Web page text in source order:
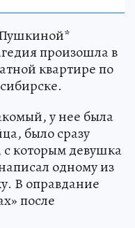
произошла в
квартире по
у нее была
было сразу
которым девушка
одному из
В оправдание
после